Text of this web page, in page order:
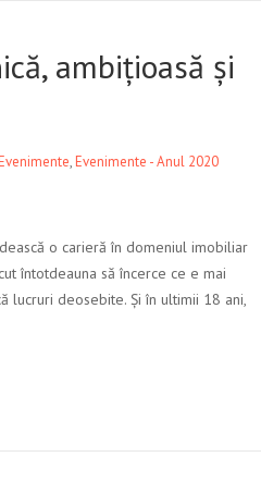
ambițioasă și
,Evenimente - Anul 2020
o carieră în domeniul imobiliar
întotdeauna să încerce ce e mai
lucruri deosebite. Și în ultimii 18 ani,